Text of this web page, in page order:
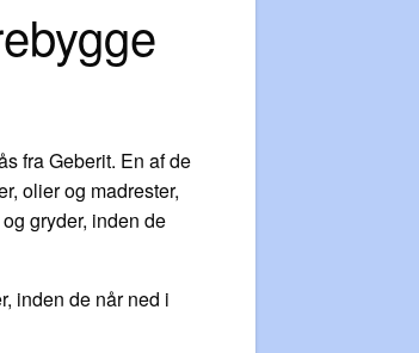
fra Geberit. En af de
olier og madrester,
gryder, inden de
inden de når ned i